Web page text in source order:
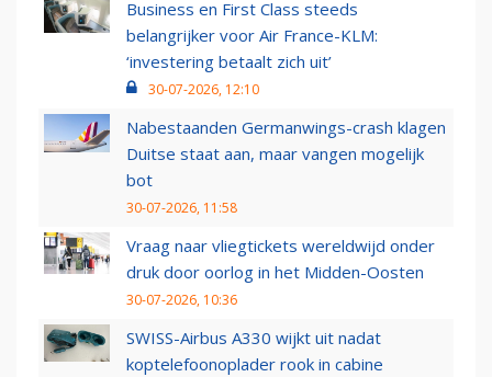
Business en First Class steeds
belangrijker voor Air France-KLM:
‘investering betaalt zich uit’
30-07-2026, 12:10
Nabestaanden Germanwings-crash klagen
Duitse staat aan, maar vangen mogelijk
bot
30-07-2026, 11:58
Vraag naar vliegtickets wereldwijd onder
druk door oorlog in het Midden-Oosten
30-07-2026, 10:36
SWISS-Airbus A330 wijkt uit nadat
koptelefoonoplader rook in cabine